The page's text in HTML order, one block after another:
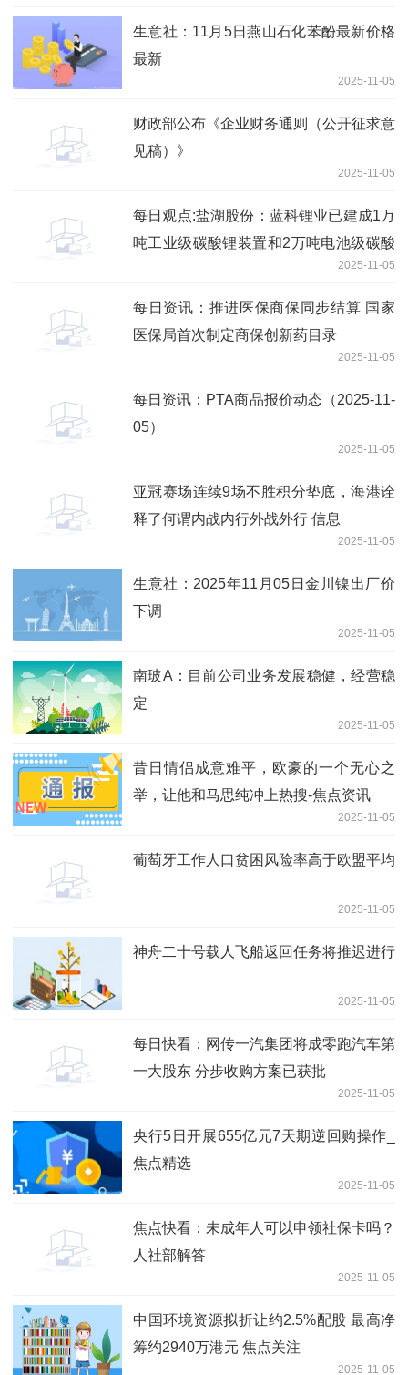
生意社：11月5日燕山石化苯酚最新价格
最新
2025-11-05
财政部公布《企业财务通则（公开征求意
见稿）》
2025-11-05
每日观点:盐湖股份：蓝科锂业已建成1万
吨工业级碳酸锂装置和2万吨电池级碳酸
锂装置，近年通过技术提升及改造，产量
合计约4万吨
2025-11-05
每日资讯：推进医保商保同步结算 国家
医保局首次制定商保创新药目录
2025-11-05
每日资讯：PTA商品报价动态（2025-11-
05）
2025-11-05
亚冠赛场连续9场不胜积分垫底，海港诠
释了何谓内战内行外战外行 信息
2025-11-05
生意社：2025年11月05日金川镍出厂价
下调
2025-11-05
南玻A：目前公司业务发展稳健，经营稳
定
2025-11-05
昔日情侣成意难平，欧豪的一个无心之
举，让他和马思纯冲上热搜-焦点资讯
2025-11-05
葡萄牙工作人口贫困风险率高于欧盟平均
2025-11-05
神舟二十号载人飞船返回任务将推迟进行
2025-11-05
每日快看：网传一汽集团将成零跑汽车第
一大股东 分步收购方案已获批
2025-11-05
央行5日开展655亿元7天期逆回购操作_
焦点精选
2025-11-05
焦点快看：未成年人可以申领社保卡吗？
人社部解答
2025-11-05
中国环境资源拟折让约2.5%配股 最高净
筹约2940万港元 焦点关注
2025-11-05